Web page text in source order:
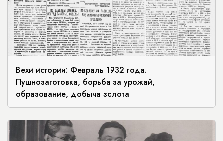
Вехи истории: Февраль 1932 года.
Пушнозаготовка, борьба за урожай,
образование, добыча золота